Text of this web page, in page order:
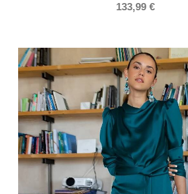
133,99 €